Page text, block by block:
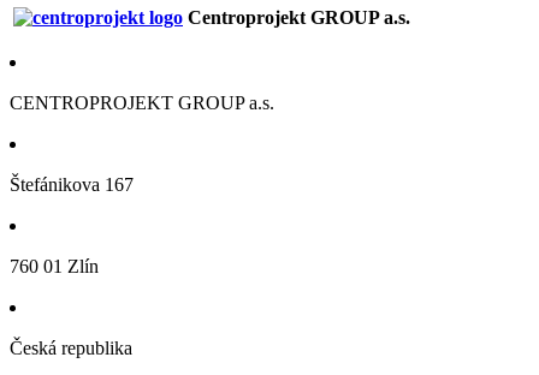
Centroprojekt GROUP a.s.
CENTROPROJEKT GROUP a.s.
Štefánikova 167
760 01 Zlín
Česká republika